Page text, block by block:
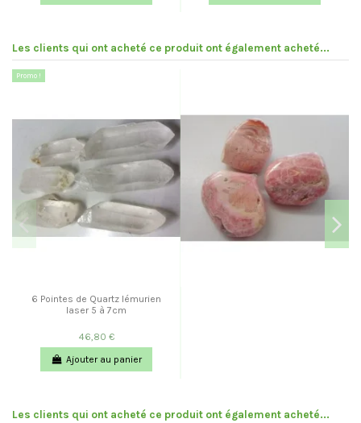
Les clients qui ont acheté ce produit ont également acheté...
Promo !
6 Pointes de Quartz lémurien
laser 5 à 7cm
46,80 €
Ajouter au panier
Les clients qui ont acheté ce produit ont également acheté...